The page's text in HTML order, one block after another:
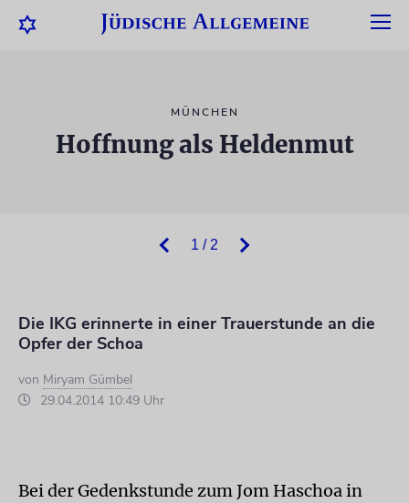
MÜNCHEN
Hoffnung als Heldenmut
1 / 2
Die IKG erinnerte in einer Trauerstunde an die
Opfer der Schoa
von Miryam Gümbel
29.04.2014 10:49 Uhr
Bei der Gedenkstunde zum Jom Haschoa in